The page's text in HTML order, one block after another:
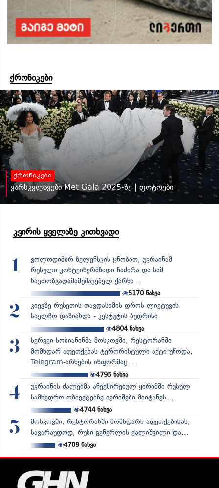
ქრონიკები
ქრონიკები
ვარსკვლავები Met Gala 2025-ზე | ფოტოები
კვირის ყველაზე კითხვადი
1
ვოლოდიმირ ზელენსკის ცნობით, უკრაინამ
რუსული კონტეინერმზიდი ჩაძირა და სამ
ნავთობგადამამუშავებელ ქარხა...
5170ნახვა
2
კიევზე რუსეთის თავდასხმის დროს ლიეტუვის
საელჩო დაზიანდა - კესტუტის ბუდრისი
4804ნახვა
3
სერგეი სობიანინმა მოსკოვში, რესტორანში
მომხდარ აფეთქებას ტერორისტული აქტი უწოდა,
Telegram-არხების ინფორმაც...
4795ნახვა
4
უკრაინის ძალებმა ანექსირებულ ყირიმში რუსულ
სამხედრო ობიექტებზე იერიშები მიიტანეს...
4744ნახვა
5
მოსკოვში, რესტორანში მომხდარი აფეთქებისას,
სავარაუდოდ, რუსი გენერლის ქალიშვილი და...
4709ნახვა